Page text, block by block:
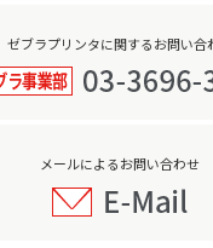
ゼブラプリンタに関するお問い合
メールによるお問い合わせ